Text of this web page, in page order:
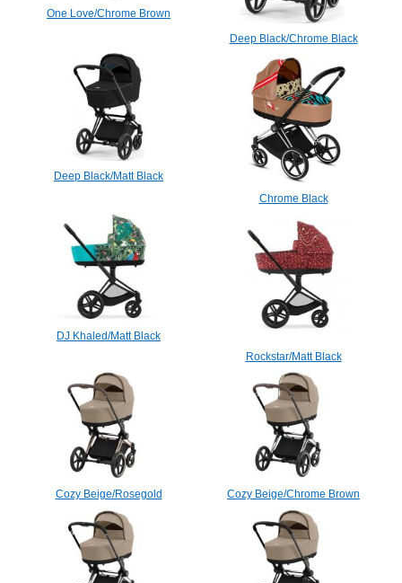
One Love/Chrome Brown
Deep Black/Chrome Black
Deep Black/Matt Black
Chrome Black
DJ Khaled/Matt Black
Rockstar/Matt Black
Cozy Beige/Rosegold Cozy Beige/Chrome Brown